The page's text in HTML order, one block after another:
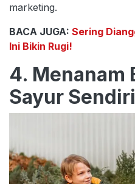
marketing.
BACA JUGA: Sering
Ini Bikin Rugi!
4. Menanam
Sayur Sendiri